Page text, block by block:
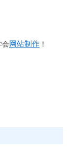
网站制作 ！